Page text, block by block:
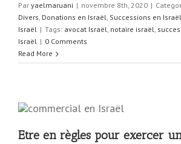
Par yaelmaruani | novembre 8th, 2020 |
Divers, Donations en Israël, Successions en Israël
Israël | Tags: avocat Israël, notaire israël,
Israël | 0 Comments
Read More
Etre en règles pour exercer